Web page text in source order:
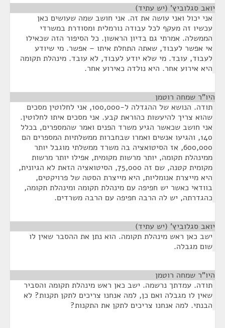
יואב סגלוביץ' (יש עתיד)
אני יכול ואני עושה את זה. אני חושב שמה שעושים כאן
עכשיו זה מעקף לכל עבודה נורמלית ומסודרת במשרדי
הממשלה. אמרתי גם בדיון הראשון. כל הסיפור הזה שכאילו
אי אפשר לעבוד, שאתה התחלת איתו – אפשר. מי שיודע
לעבוד, עובד. מי שלא יודע לעבוד, לא עובד. מינהלת תקומה
היא אירוע אחר. היא נולדה כאירוע אחר.
היו"ר שמחה רוטמן
תודה. הנושא של ההגדלה ל-100,000, אני לחלוטין מסכים
שהוא צריך להיעשות כהוראת קבע. אני מסכים איתו לחלוטין.
אני חושב שכאשר הגיע משרד הפנים ואמר שהמספרים, בכלל
140, והגיעו אנשים ואמרו שבחברות ממשלתיות המספרים הם
600,000, אז הסיטואציה בה משרד ממשלתי מוגבל יותר
ממינהלת תקומה, יותר מרשות מקומית, אפילו יותר מרשות
מקומית קטנה, שם זה 75,000, הסיטואציה הזאת לא הגיונית,
היא מייצרת אנומליות, היא מייצרת הסטה של פרויקטים,
בוודאי כאשר יש חפיפה עם מינהלת תקומה ומינהלת תקומה,
כהגדרתה, יש לה הרבה חפיפה עם הרבה משרדים.
יואב סגלוביץ' (יש עתיד)
ישב כאן ראש מינהלת תקומה. הוא נתן את ההסבר שאין לו
שום מגבלה.
היו"ר שמחה רוטמן
תודה. עמדתך נרשמה. ישב כאן ראש מינהלת תקומה והסביר
שאין לו מגבלה ואם כן, למה אנחנו צריכים לתקן תקנות? לא
הבנתי. למה אנחנו צריכים לתקן את התקנות?